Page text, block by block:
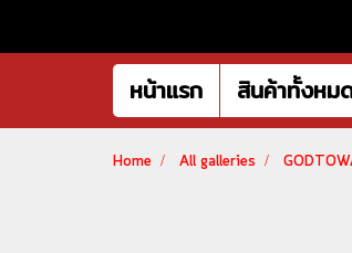
หน้าแรก สินค้าทั้งหม
Home All galleries